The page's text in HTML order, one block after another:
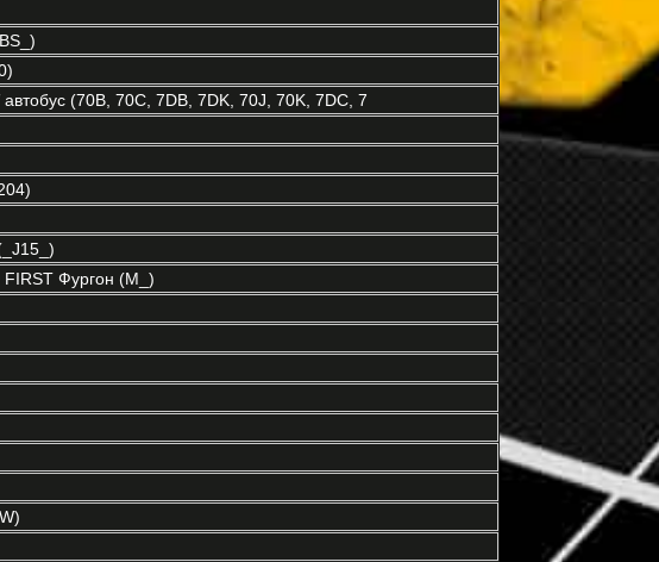
(70B, 70C, 7DB, 7DK, 70J, 70K, 7DC, 7
Фургон (M_)